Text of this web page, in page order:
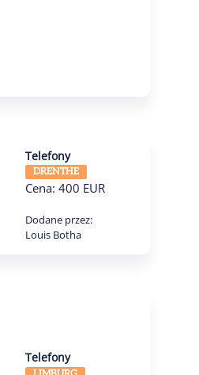
Telefony
DRENTHE
Cena: 400 EUR
Dodane przez:
Louis Botha
Telefony